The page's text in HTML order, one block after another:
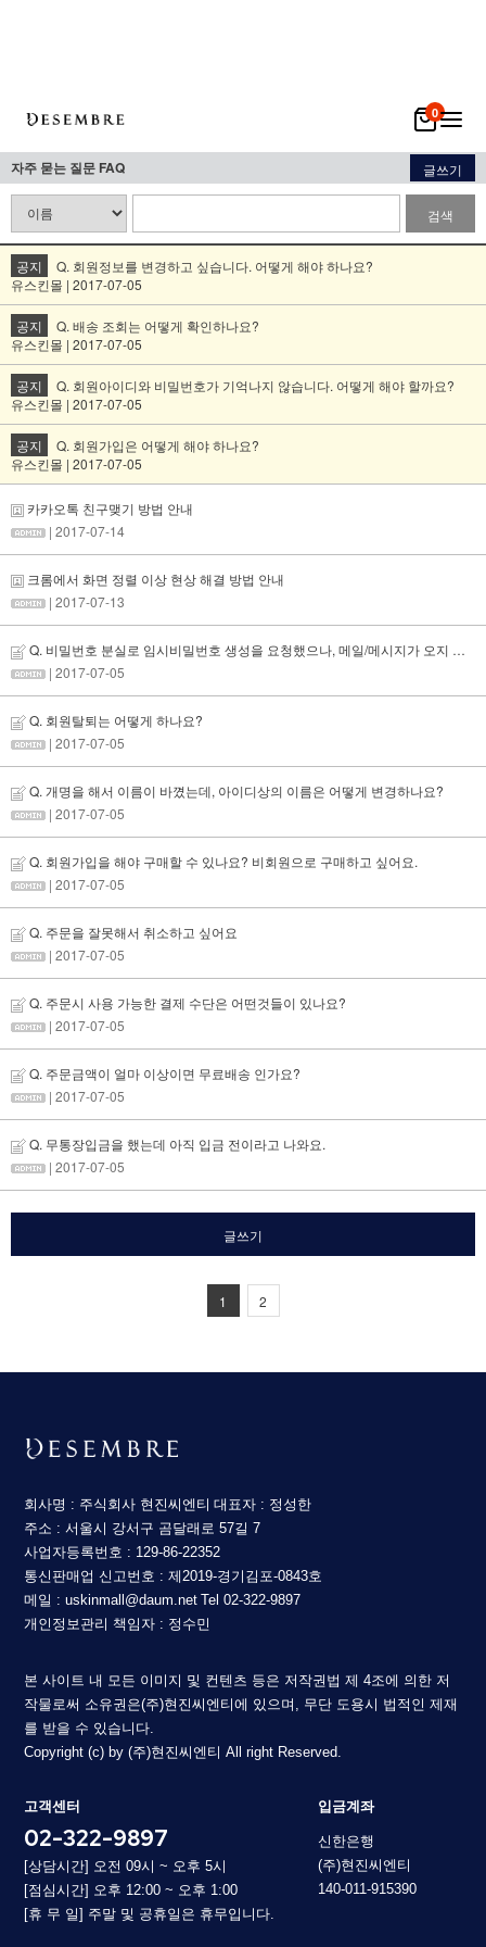
0
자주 묻는 질문 FAQ 글쓰기
검색
공지
Q. 회원정보를 변경하고 싶습니다. 어떻게 해야 하나요?
유스킨몰 | 2017-07-05
공지
Q. 배송 조회는 어떻게 확인하나요?
유스킨몰 | 2017-07-05
공지
Q. 회원아이디와 비밀번호가 기억나지 않습니다. 어떻게 해야 할까요?
유스킨몰 | 2017-07-05
공지
Q. 회원가입은 어떻게 해야 하나요?
유스킨몰 | 2017-07-05
카카오톡 친구맺기 방법 안내
| 2017-07-14
크롬에서 화면 정렬 이상 현상 해결 방법 안내
| 2017-07-13
Q. 비밀번호 분실로 임시비밀번호 생성을 요청했으나, 메일/메시지가 오지 않아요.
| 2017-07-05
Q. 회원탈퇴는 어떻게 하나요?
| 2017-07-05
Q. 개명을 해서 이름이 바꼈는데, 아이디상의 이름은 어떻게 변경하나요?
| 2017-07-05
Q. 회원가입을 해야 구매할 수 있나요? 비회원으로 구매하고 싶어요.
| 2017-07-05
Q. 주문을 잘못해서 취소하고 싶어요
| 2017-07-05
Q. 주문시 사용 가능한 결제 수단은 어떤것들이 있나요?
| 2017-07-05
Q. 주문금액이 얼마 이상이면 무료배송 인가요?
| 2017-07-05
Q. 무통장입금을 했는데 아직 입금 전이라고 나와요.
| 2017-07-05
글쓰기
1 2
회사명 : 주식회사 현진씨엔티 대표자 : 정성한
주소 : 서울시 강서구 곰달래로 57길 7
사업자등록번호 : 129-86-22352
통신판매업 신고번호 : 제2019-경기김포-0843호
메일 : uskinmall@daum.net Tel 02-322-9897
개인정보관리 책임자 : 정수민
본 사이트 내 모든 이미지 및 컨텐츠 등은 저작권법 제 4조에 의한 저
작물로써 소유권은(주)현진씨엔티에 있으며, 무단 도용시 법적인 제재
를 받을 수 있습니다.
Copyright (c) by (주)현진씨엔티 All right Reserved.
고객센터
02-322-9897
[상담시간] 오전 09시 ~ 오후 5시
[점심시간] 오후 12:00 ~ 오후 1:00
[휴 무 일] 주말 및 공휴일은 휴무입니다.
입금계좌
신한은행
(주)현진씨엔티
140-011-915390